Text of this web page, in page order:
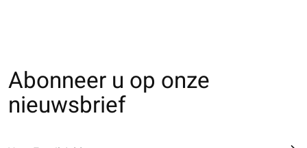
Abonneer u op onze
nieuwsbrief